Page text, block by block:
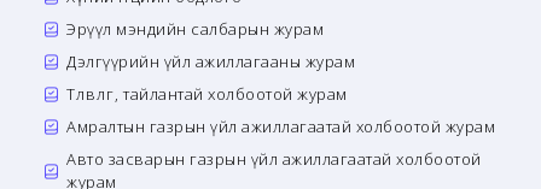
Эрүүл мэндийн салбарын журам
Дэлгүүрийн үйл ажиллагааны журам
Төлөвлөгөө, тайлантай холбоотой журам
Амралтын газрын үйл ажиллагаатай холбоотой журам
Авто засварын газрын үйл ажиллагаатай холбоотой
журам